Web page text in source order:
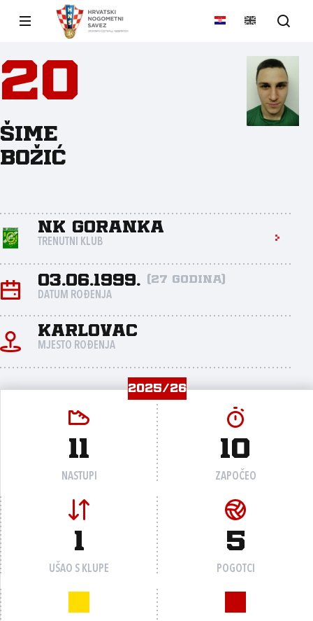
20
Šime
Božić
NK Goranka
TRENUTNI KLUB
03.06.1999. (27 godina)
DATUM ROĐENJA
Karlovac
MJESTO ROĐENJA
2025/26
11
NASTUPI
10
ZAPOČEO
1
UŠAO S KLUPE
5
POGOTCI